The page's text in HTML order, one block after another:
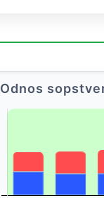
Odnos